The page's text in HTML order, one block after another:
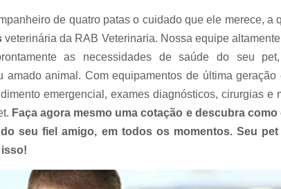
Exames
Exames
Exames
de quatro patas o cuidado que ele merece, a
veterinária da RAB Veterinaria. Nossa equipe
as necessidades de saúde do seu
amado animal. Com equipamentos de última geração
emergencial, exames diagnósticos, cirurgias e
Faça agora mesmo uma cotação e descubra
seu fiel amigo, em todos os momentos. Seu
isso!